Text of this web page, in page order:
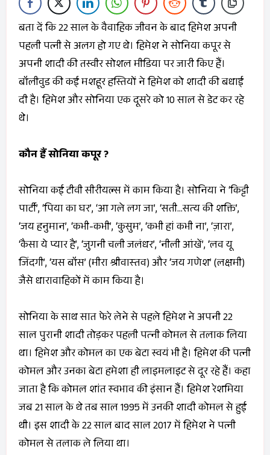
बता दें कि 22 साल के वैवाहिक जीवन के बाद हिमेश अपनी
पहली पत्नी से अलग हो गए थे। हिमेश ने सोनिया कपूर से
अपनी शादी की तस्वीर सोशल मीडिया पर जारी किए हैं।
बॉलीवुड की कई मशहूर हस्तियों ने हिमेश को शादी की बधाई
दी है। हिमेश और सोनिया एक दूसरे को 10 साल से डेट कर रहे
थे।
कौन हैं सोनिया कपूर ?
सोनिया कई टीवी सीरीयल्‍स में काम किया है। सोनिया ने ‘किट्टी
पार्टी’, ‘पिया का घर’, ‘आ गले लग जा’, ‘सती…सत्‍य की शक्ति’,
‘जय हनुमान’, ‘कभी-कभी’, ‘कुसुम’, ‘कभी हां कभी ना’, ‘ज़ारा’,
‘कैसा ये प्‍यार है’, ‘जुगनी चली जलंधर’, ‘नीली आंखें’, ‘लव यू
जिंदगी’, ‘यस बॉस’ (मीरा श्रीवास्‍तव) और ‘जय गणेश’ (लक्षमी)
जैसे धारावाहिकों में काम किया है।
सोनिया के साथ सात फेरे लेने से पहले हिमेश ने अपनी 22
साल पुरानी शादी तोड़कर पहली पत्‍नी कोमल से तलाक लिया
था। हिमेश और कोमल का एक बेटा स्वयं भी है। हिमेश की पत्नी
कोमल और उनका बेटा हमेशा ही लाइमलाइट से दूर रहे हैं। कहा
जाता है कि कोमल शांत स्‍वभाव की इंसान हैं। हिमेश रेशमिया
जब 21 साल के थे तब साल 1995 में उनकी शादी कोमल से हुई
थी। इस शादी के 22 साल बाद साल 2017 में हिमेश ने पत्नी
कोमल से तलाक ले लिया था।